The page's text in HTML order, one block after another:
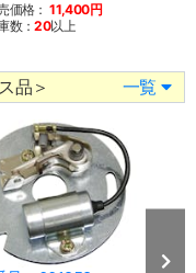
価格： 11,400円
数：20以上
品＞ 一覧